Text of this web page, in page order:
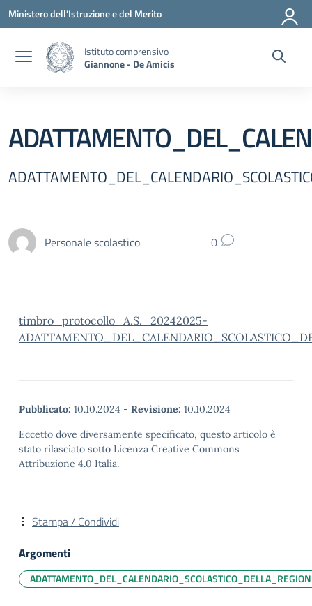
Vai ai contenuti
Vai al menu di navigazione
Vai al footer
Ministero dell'Istruzione e del Merito
Istituto comprensivo
Giannone - De Amicis
Personale scolastico 0
timbro_protocollo_A.S._20242025-
Pubblicato: 10.10.2024 - Revisione: 10.10.2024
Eccetto dove diversamente specificato, questo articolo è
stato rilasciato sotto Licenza Creative Commons
Attribuzione 4.0 Italia.
Stampa / Condividi
Argomenti